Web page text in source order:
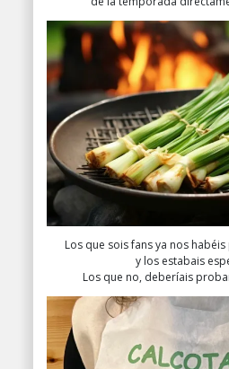
Los que sois fans ya nos
y los estabais
Los que no, deberíais